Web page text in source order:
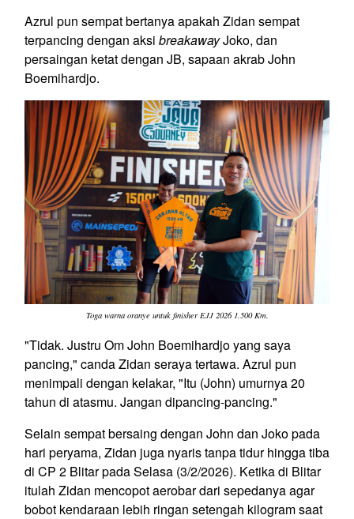
Azrul pun sempat bertanya apakah Zidan sempat
terpancing dengan aksi breakawayJoko, dan
persaingan ketat dengan JB, sapaan akrab John
Boemihardjo.
Toga warna oranye untuk finisher EJJ 2026 1.500 Km.
"Tidak. Justru Om John Boemihardjo yang saya
pancing," canda Zidan seraya tertawa. Azrul pun
menimpali dengan kelakar, "Itu (John) umurnya 20
tahun di atasmu. Jangan dipancing-pancing."
Selain sempat bersaing dengan John dan Joko pada
hari peryama, Zidan juga nyaris tanpa tidur hingga tiba
di CP 2 Blitar pada Selasa (3/2/2026). Ketika di Blitar
itulah Zidan mencopot aerobar dari sepedanya agar
bobot kendaraan lebih ringan setengah kilogram saat